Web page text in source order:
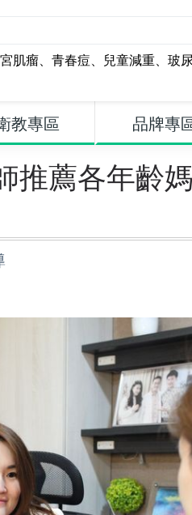
肌瘤、 青春痘、 兒童減重、 玻
教專區 品牌專
薦各年齡